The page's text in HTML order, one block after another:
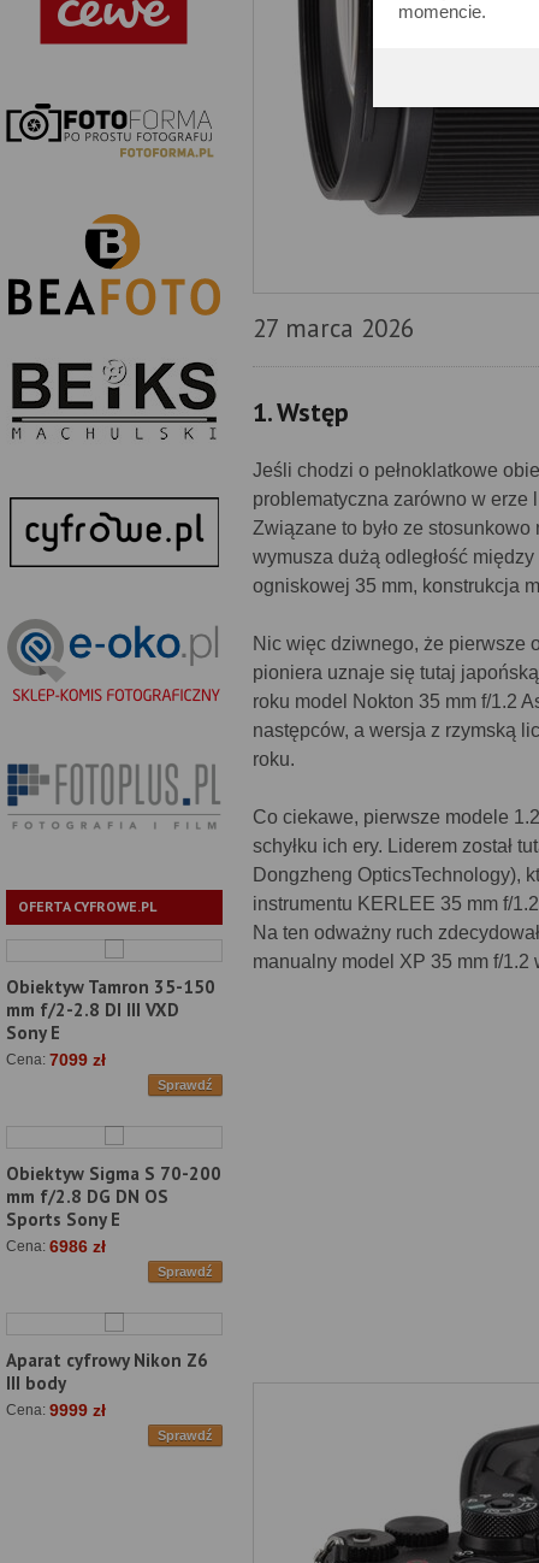
momencie.
OFERTA CYFROWE.PL
Obiektyw Tamron 35-150
mm f/2-2.8 DI III VXD
Sony E
Cena: 7099 zł
Sprawdź
Obiektyw Sigma S 70-200
mm f/2.8 DG DN OS
Sports Sony E
Cena: 6986 zł
Sprawdź
Aparat cyfrowy Nikon Z6
III body
Cena: 9999 zł
Sprawdź
27 marca 2026
1. Wstęp
Jeśli chodzi o pełnoklatkowe
problematyczna zarówno w erze
Związane to było ze
wymusza dużą odległość
ogniskowej 35 mm, konstrukcja
Nic więc dziwnego, że pierwsze
pioniera uznaje się tutaj
roku model Nokton 35 mm f/1.2
następców, a wersja z rzymską
roku.
Co ciekawe, pierwsze modele
schyłku ich ery. Liderem został
Dongzheng OpticsTechnology),
instrumentu KERLEE 35 mm f/
Na ten odważny ruch
manualny model XP 35 mm f/